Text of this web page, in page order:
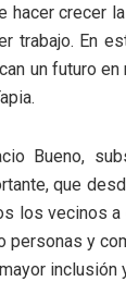
hacer crecer
trabajo. En
un futuro en
Bueno,
que
los vecinos
personas y
inclusión